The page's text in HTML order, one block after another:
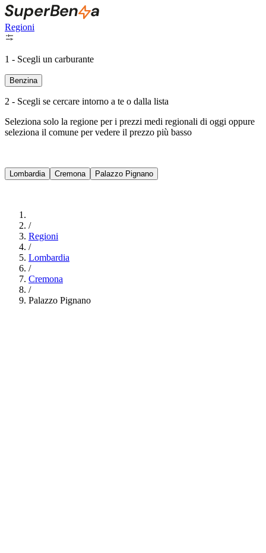
Regioni
1 - Scegli un carburante
Benzina
2 - Scegli se cercare intorno a te o dalla lista
Seleziona solo la regione per i prezzi medi regionali di oggi oppure
seleziona il comune per vedere il prezzo più basso
Lombardia Cremona Palazzo Pignano
/
Regioni
/
Lombardia
/
Cremona
/
Palazzo Pignano